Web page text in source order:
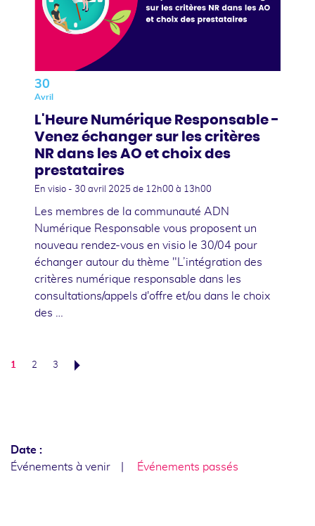
30
Avril
L'Heure Numérique Responsable -
Venez échanger sur les critères
NR dans les AO et choix des
prestataires
En visio - 30 avril 2025 de 12h00 à 13h00
Les membres de la communauté ADN
Numérique Responsable vous proposent un
nouveau rendez-vous en visio le 30/04 pour
échanger autour du thème "L’intégration des
critères numérique responsable dans les
consultations/appels d'offre et/ou dans le choix
des …
1 2 3
Date :
Événements à venir
Événements passés